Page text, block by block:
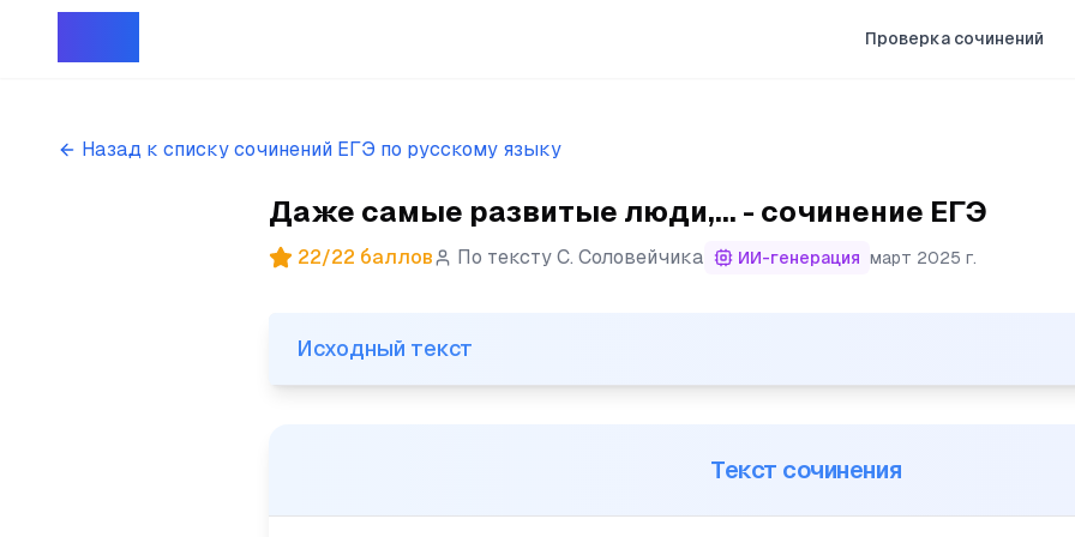
Проверка сочинений
Назад к списку сочинений ЕГЭ по русскому языку
Даже самые развитые люди,... - сочинение ЕГЭ
22/22 баллов По тексту С. Соловейчика ИИ-генерация март 2025 г.
(1)Даже самые развитые люди, я заметил, глубоко убеждены в том, что жить
Исходный текст
Текст сочинения